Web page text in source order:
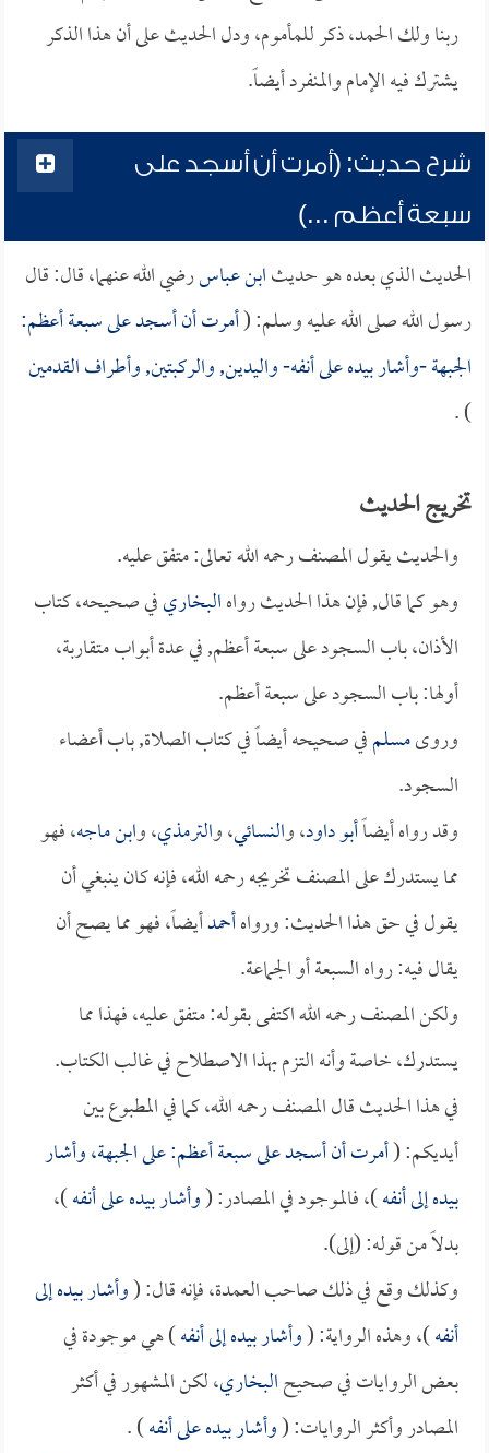
ربنا ولك الحمد، ذكر للمأموم، ودل الحديث على أن هذا الذكر
يشترك فيه الإمام والمنفرد أيضاً.
شرح حديث: (أمرت أن أسجد على
سبعة أعظم ...)
الحديث الذي بعده هو حديثابن عباسرضي الله عنهما، قال: قال
رسول الله صلى الله عليه وسلم: (أمرت أن أسجد على سبعة أعظم:
الجبهة -وأشار بيده على أنفه- واليدين, والركبتين, وأطراف القدمين
) .
تخريج الحديث
والحديث يقول المصنف رحمه الله تعالى: متفق عليه.
وهو كما قال, فإن هذا الحديث رواهالبخاريفي صحيحه، كتاب
الأذان، باب السجود على سبعة أعظم, في عدة أبواب متقاربة،
أولها: باب السجود على سبعة أعظم.
وروىمسلمفي صحيحه أيضاً في كتاب الصلاة, باب أعضاء
السجود.
وقد رواه أيضاًأبو داود، والنسائي، والترمذي، وابن ماجه، فهو
مما يستدرك على المصنف تخريجه رحمه الله، فإنه كان ينبغي أن
يقول في حق هذا الحديث: ورواهأحمدأيضاً، فهو مما يصح أن
يقال فيه: رواه السبعة أو الجماعة.
ولكن المصنف رحمه الله اكتفى بقوله: متفق عليه، فهذا مما
يستدرك، خاصة وأنه التزم بهذا الاصطلاح في غالب الكتاب.
في هذا الحديث قال المصنف رحمه الله، كما في المطبوع بين
أيديكم: (أمرت أن أسجد على سبعة أعظم: على الجبهة، وأشار
بيده إلى أنفه)، فالموجود في المصادر: (وأشار بيده على أنفه)،
بدلاً من قوله: (إلى).
وكذلك وقع في ذلك صاحب العمدة، فإنه قال: (وأشار بيده إلى
أنفه)، وهذه الرواية: (وأشار بيده إلى أنفه) هي موجودة في
بعض الروايات في صحيحالبخاري، لكن المشهور في أكثر
المصادر وأكثر الروايات: (وأشار بيده على أنفه) .